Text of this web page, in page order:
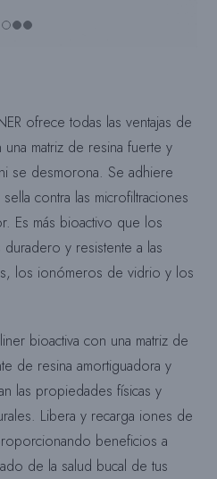
ofrece todas las ventajas de
matriz de resina fuerte y
se desmorona. Se adhiere
contra las microfiltraciones
Es más bioactivo que los
y resistente a las
los ionómeros de vidrio y los
bioactiva con una matriz de
de resina amortiguadora y
las propiedades físicas y
Libera y recarga iones de
beneficios a
de la salud bucal de tus